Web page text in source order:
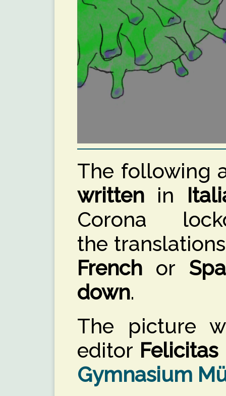
The following
written in
Corona
the
French or
down.
The picture
editor
Gymnasium